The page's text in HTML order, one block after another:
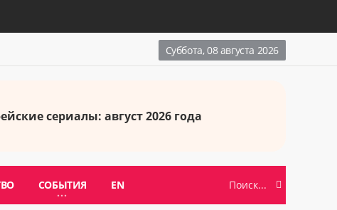
Суббота, 08 августа 2026
сериалы: август 2026 года
СОБЫТИЯ EN